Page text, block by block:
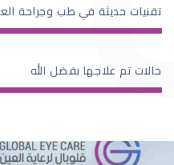
تقنيات حديثة في طب وجراحة
حالات تم علاجها بفضل الله